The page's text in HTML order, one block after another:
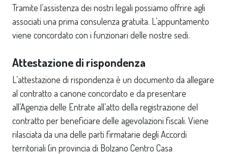
Tramite l’assistenza dei nostri legali possiamo offrire agli
associati una prima consulenza gratuita. L’appuntamento
viene concordato con i funzionari delle nostre sedi.
Attestazione di rispondenza
L’attestazione di rispondenza è un documento da allegare
al contratto a canone concordato e da presentare
all’Agenzia delle Entrate all’atto della registrazione del
contratto per beneficiare delle agevolazioni fiscali. Viene
rilasciata da una delle parti firmatarie degli Accordi
territoriali (in provincia di Bolzano Centro Casa